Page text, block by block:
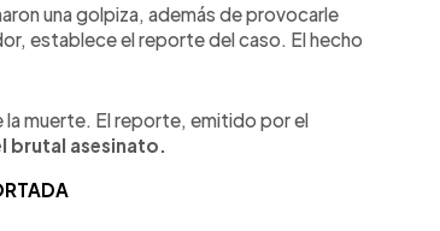
una golpiza, además de provocarle
establece el reporte del caso. El hecho
la muerte. El reporte, emitido por el
brutal asesinato.